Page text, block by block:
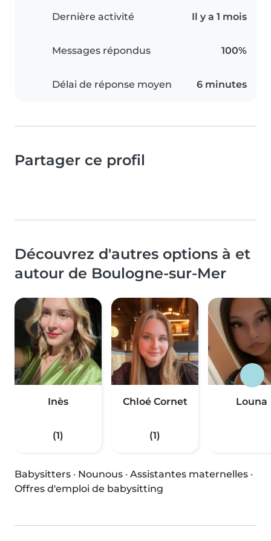
Dernière activité Il y a 1 mois
Messages répondus 100%
Délai de réponse moyen 6 minutes
Partager ce profil
Découvrez d'autres options à et
autour de Boulogne-sur-Mer
Inès
(1)
Chloé Cornet
(1)
Louna
Babysitters · Nounous · Assistantes maternelles ·
Offres d'emploi de babysitting